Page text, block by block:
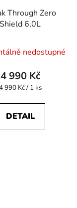
Through Zero
Shield 6,0L
nedostupné
4 990 Kč
990 Kč / 1 ks
DETAIL